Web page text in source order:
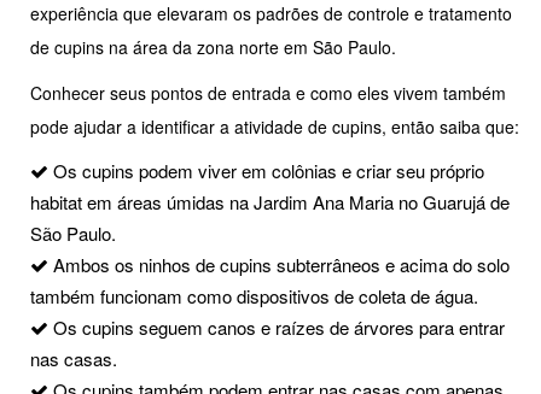
experiência que elevaram os padrões de controle e tratamento
de cupins na área da zona norte em São Paulo.
Conhecer seus pontos de entrada e como eles vivem também
pode ajudar a identificar a atividade de cupins, então saiba que:
Os cupins podem viver em colônias e criar seu próprio
habitat em áreas úmidas na Jardim Ana Maria no Guarujá de
São Paulo.
Ambos os ninhos de cupins subterrâneos e acima do solo
também funcionam como dispositivos de coleta de água.
Os cupins seguem canos e raízes de árvores para entrar
nas casas.